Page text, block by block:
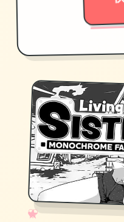
✧
♡
★
♥